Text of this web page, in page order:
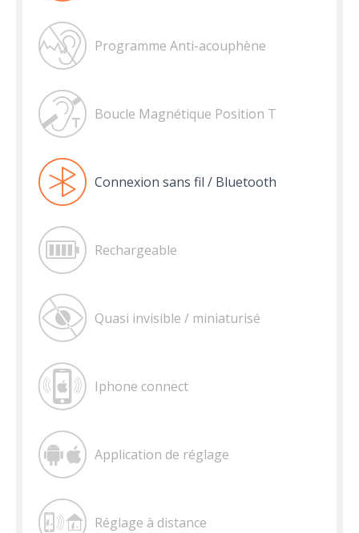
Programme Anti-acouphène
Boucle Magnétique Position T
Connexion sans fil / Bluetooth
Rechargeable
Quasi invisible / miniaturisé
Iphone connect
Application de réglage
Réglage à distance